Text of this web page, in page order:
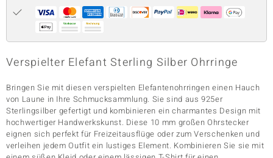
Classics
Verspielter Elefant Sterling Silber Ohrringe
Bringen Sie mit diesen verspielten Elefantenohrringen einen Hauch
von Laune in Ihre Schmucksammlung. Sie sind aus 925er
Sterlingsilber gefertigt und kombinieren ein charmantes Design mit
hochwertiger Handwerkskunst. Diese 10 mm großen Ohrstecker
eignen sich perfekt für Freizeitausflüge oder zum Verschenken und
verleihen jedem Outfit ein lustiges Element. Kombinieren Sie sie mit